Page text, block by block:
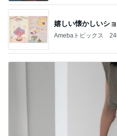
嬉しい懐かしいシ
Amebaトピックス